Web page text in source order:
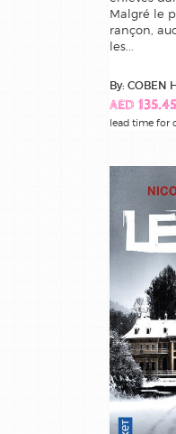
Malgré le
rançon,
les...
By: COBEN
AED 135.45
lead time for